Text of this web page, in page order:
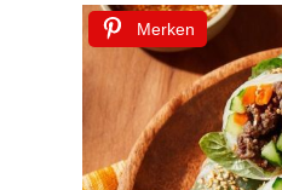
Merken